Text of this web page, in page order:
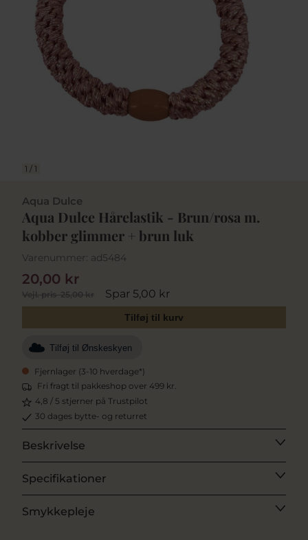
1 / 1
Aqua Dulce
Aqua Dulce Hårelastik - Brun/rosa m.
kobber glimmer + brun luk
Varenummer: ad5484
Vejl. pris25,00 kr Spar 5,00 kr
20,00 kr
Tilføj til kurv
Tilføj til Ønskeskyen
Fjernlager (3-10 hverdage*)
Fri fragt til pakkeshop over 499 kr.
4,8 / 5 stjerner på Trustpilot
30 dages bytte- og returret
Beskrivelse
Specifikationer
Smykkepleje